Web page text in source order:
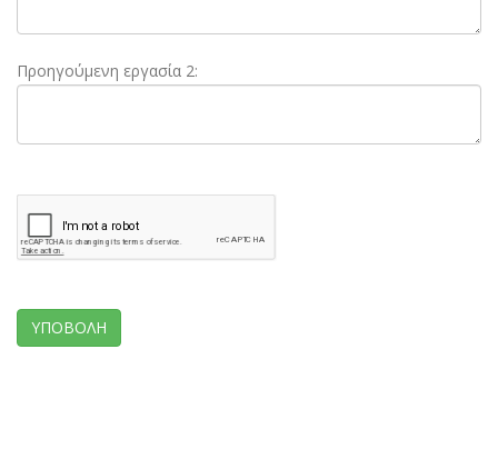
Προηγούμενη εργασία 2: